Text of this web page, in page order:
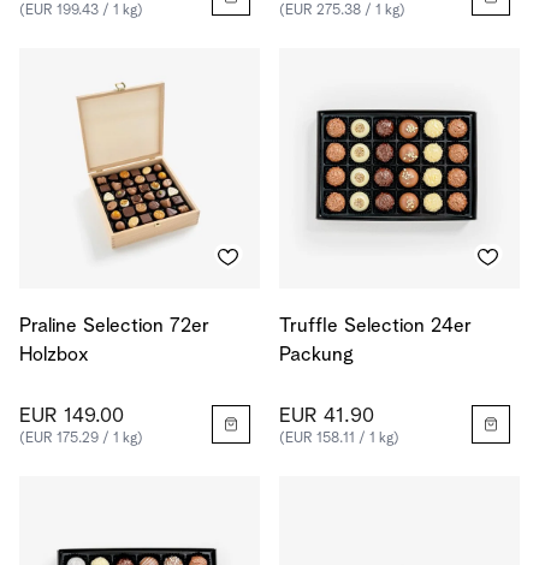
(EUR 199.43 / 1 kg) (EUR 275.38 / 1 kg)
Praline Selection 72er
Holzbox
EUR 149.00
(EUR 175.29 / 1 kg)
Truffle Selection 24er
Packung
EUR 41.90
(EUR 158.11 / 1 kg)